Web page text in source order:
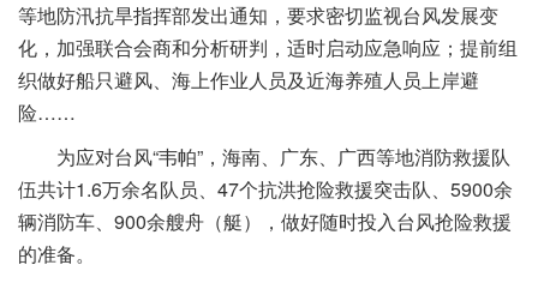
等地防汛抗旱指挥部发出通知，要求密切监视台风发展变
化，加强联合会商和分析研判，适时启动应急响应；提前组
织做好船只避风、海上作业人员及近海养殖人员上岸避
险……
为应对台风“韦帕”，海南、广东、广西等地消防救援队
伍共计1.6万余名队员、47个抗洪抢险救援突击队、5900余
辆消防车、900余艘舟（艇），做好随时投入台风抢险救援
的准备。